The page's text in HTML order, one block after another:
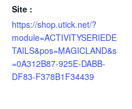
Site :
https://shop.utick.net/?
module=ACTIVITYSERIEDE
TAILS&pos=MAGICLAND&s
=0A312B87-925E-DABB-
DF83-F378B1F34439